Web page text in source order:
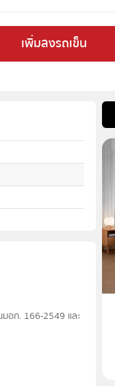
เพิ่มลงรถเข็น
อก. 166-2549 และ